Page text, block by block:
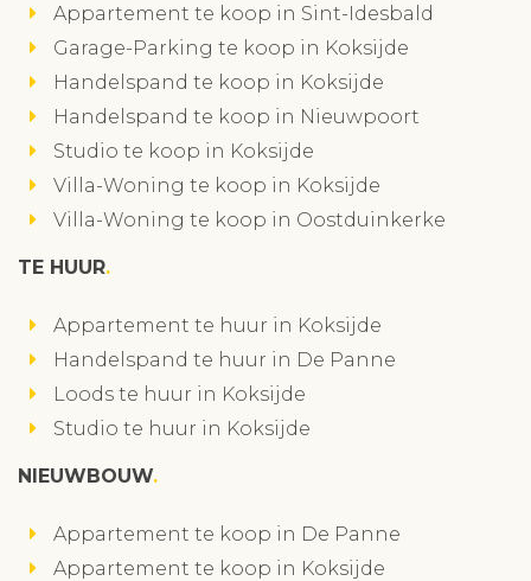
Appartement te koop in Sint-Idesbald
Garage-Parking te koop in Koksijde
Handelspand te koop in Koksijde
Handelspand te koop in Nieuwpoort
Studio te koop in Koksijde
Villa-Woning te koop in Koksijde
Villa-Woning te koop in Oostduinkerke
TE HUUR
Appartement te huur in Koksijde
Handelspand te huur in De Panne
Loods te huur in Koksijde
Studio te huur in Koksijde
NIEUWBOUW
Appartement te koop in De Panne
Appartement te koop in Koksijde